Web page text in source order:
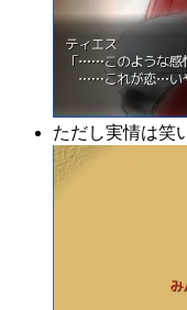
ただし実情は笑